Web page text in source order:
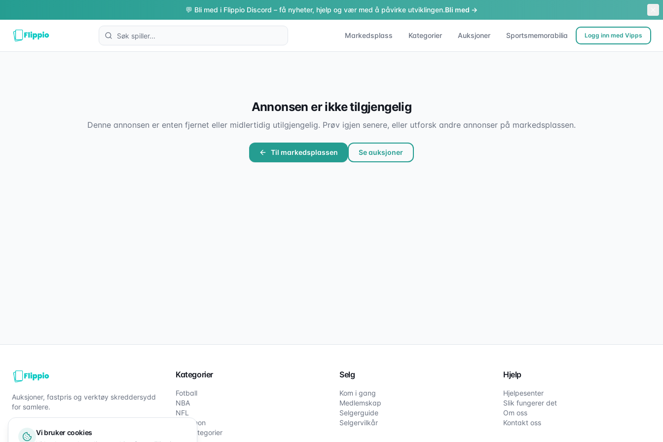
💬 Bli med i Flippio Discord – få nyheter, hjelp og vær med å påvirke utviklingen.Bli med →
Markedsplass Kategorier Auksjoner Sportsmemorabilia Logg inn med Vipps
Annonsen er ikke tilgjengelig
Denne annonsen er enten fjernet eller midlertidig utilgjengelig. Prøv igjen senere, eller utforsk andre annonser på markedsplassen.
Til markedsplassen Se auksjoner
Auksjoner, fastpris og verktøy skreddersydd
for samlere.
Kategorier
Fotball
NBA
NFL
Pokémon
Alle kategorier
Selg
Kom i gang
Medlemskap
Selgerguide
Selgervilkår
Hjelp
Hjelpesenter
Slik fungerer det
Om oss
Kontakt oss
Vi bruker cookies